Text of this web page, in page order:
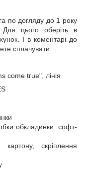
по догляду до 1 року
цього оберіть в
І в коментарі до
сплачувати.
come true", лінія
обкладинки: софт-
скріплення